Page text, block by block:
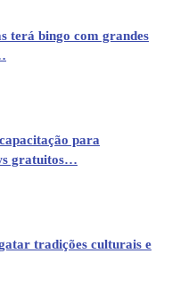
terá bingo com grandes
para
gratuitos…
tradições culturais e